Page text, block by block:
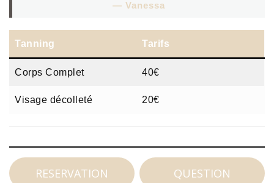
— Vanessa
Tanning Tarifs
Corps Complet 40€
Visage décolleté 20€
RESERVATION QUESTION